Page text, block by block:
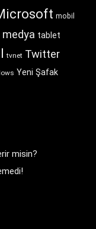
mobil
tablet
tvnet Twitter
Yeni Şafak
misin?